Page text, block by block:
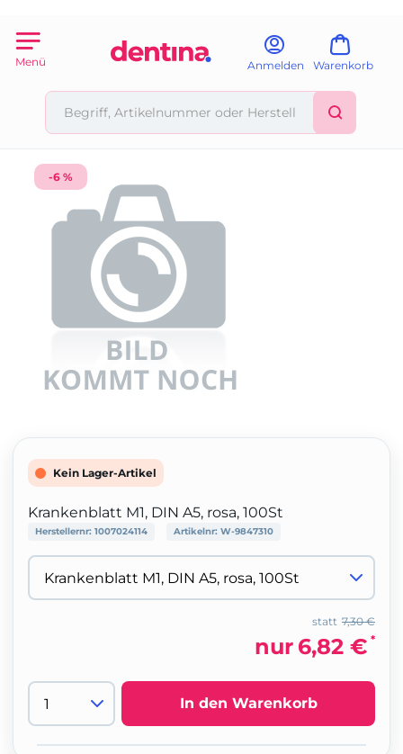
Menü Anmelden Warenkorb
-6 %
Kein Lager-Artikel
Krankenblatt M1, DIN A5, rosa, 100St
Herstellernr: 1007024114 Artikelnr: W-9847310
7,30 €
statt
nur 6,82 € *
In den Warenkorb